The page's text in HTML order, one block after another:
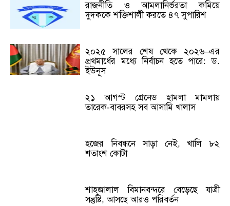
রাজনীতি ও আমলানির্ভরতা কমিয়ে
দুদককে শক্তিশালী করতে ৪৭ সুপারিশ
২০২৫ সালের শেষ থেকে ২০২৬–এর
প্রথমার্ধের মধ্যে নির্বাচন হতে পারে: ড.
ইউনূস
২১ আগস্ট গ্রেনেড হামলা মামলায়
তারেক-বাবরসহ সব আসামি খালাস
হজের নিবন্ধনে সাড়া নেই, খালি ৮২
শতাংশ কোটা
শাহজালাল বিমানবন্দরে বেড়েছে যাত্রী
সন্তুষ্টি, আসছে আরও পরিবর্তন